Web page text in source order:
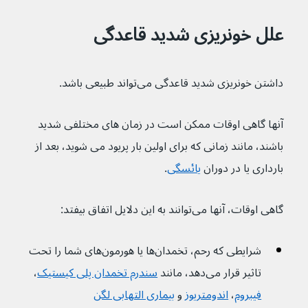
علل خونریزی شدید قاعدگی
داشتن خونریزی شدید قاعدگی می‌تواند طبیعی باشد.
آنها گاهی اوقات ممکن است در زمان های مختلفی شدید
باشند، مانند زمانی که برای اولین بار پریود می شوید، بعد از
بارداری یا در دوران یائسگی.
گاهی اوقات، آنها می‌توانند به این دلایل اتفاق بیفتد:
شرایطی که رحم، تخمدان‌ها یا هورمون‌های شما را تحت
تاثیر قرار می‌دهد، مانند
سندرم تخمدان پلی کیستیک،
فیبروم، اندومتریوز و بیماری التهابی لگن